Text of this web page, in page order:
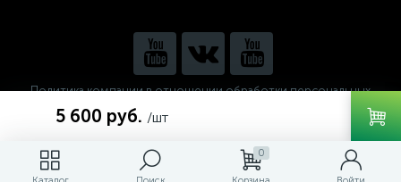
0
5 600 руб. /шт
Политика компании в отношении обработки персональных